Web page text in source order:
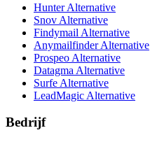
Hunter Alternative
Snov Alternative
Findymail Alternative
Anymailfinder Alternative
Prospeo Alternative
Datagma Alternative
Surfe Alternative
LeadMagic Alternative
Bedrijf